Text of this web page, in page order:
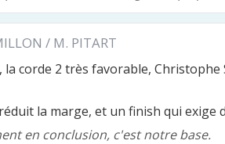
/ M. PITART
la corde 2 très favorable,
la marge, et un finish qui exige
en conclusion, c'est notre base.